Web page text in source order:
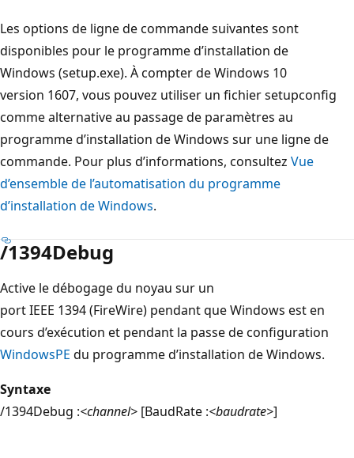
Les options de ligne de commande suivantes sont
disponibles pour le programme d’installation de
Windows (setup.exe). À compter de Windows 10
version 1607, vous pouvez utiliser un fichier setupconfig
comme alternative au passage de paramètres au
programme d’installation de Windows sur une ligne de
commande. Pour plus d’informations, consultez Vue
d’ensemble de l’automatisation du programme
d’installation de Windows.
/1394Debug
Active le débogage du noyau sur un
port IEEE 1394 (FireWire) pendant que Windows est en
cours d’exécution et pendant la passe de configuration
WindowsPE du programme d’installation de Windows.
Syntaxe
/1394Debug :<channel> [BaudRate :<baudrate>]